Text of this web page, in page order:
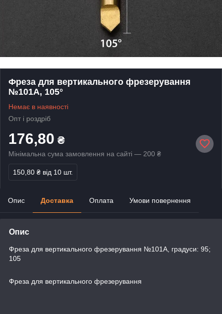
Фреза для вертикального фрезерування
№101А, 105°
Немає в наявності
Опт і роздріб
176,80 ₴
Мінімальна сума замовлення на сайті — 200 ₴
150,80 ₴ від 10 шт.
Опис Доставка Оплата Умови повернення
Опис
Фреза для вертикального фрезерування №101А, градуси: 95;
105
Фреза для вертикального фрезерування